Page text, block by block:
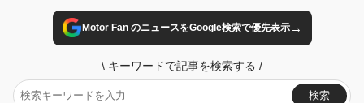
Motor Fan のニュースをGoogle検索で優先表示→
\ キーワードで記事を検索する /
検索